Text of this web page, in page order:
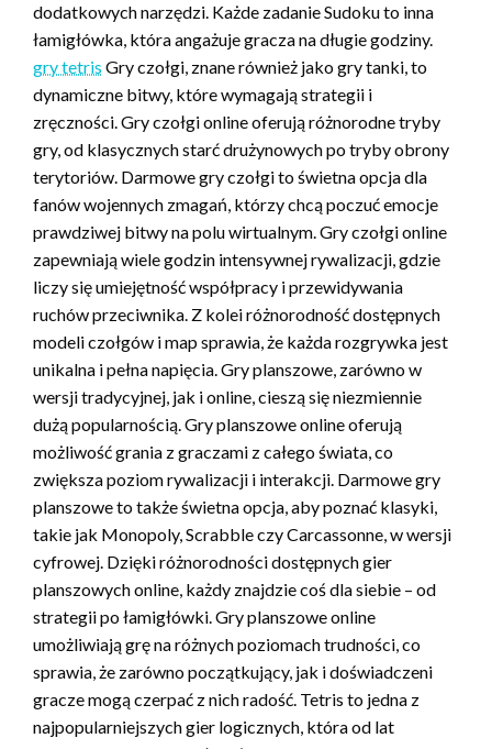
dodatkowych narzędzi. Każde zadanie Sudoku to inna
łamigłówka, która angażuje gracza na długie godziny.
gry tetris Gry czołgi, znane również jako gry tanki, to
dynamiczne bitwy, które wymagają strategii i
zręczności. Gry czołgi online oferują różnorodne tryby
gry, od klasycznych starć drużynowych po tryby obrony
terytoriów. Darmowe gry czołgi to świetna opcja dla
fanów wojennych zmagań, którzy chcą poczuć emocje
prawdziwej bitwy na polu wirtualnym. Gry czołgi online
zapewniają wiele godzin intensywnej rywalizacji, gdzie
liczy się umiejętność współpracy i przewidywania
ruchów przeciwnika. Z kolei różnorodność dostępnych
modeli czołgów i map sprawia, że każda rozgrywka jest
unikalna i pełna napięcia. Gry planszowe, zarówno w
wersji tradycyjnej, jak i online, cieszą się niezmiennie
dużą popularnością. Gry planszowe online oferują
możliwość grania z graczami z całego świata, co
zwiększa poziom rywalizacji i interakcji. Darmowe gry
planszowe to także świetna opcja, aby poznać klasyki,
takie jak Monopoly, Scrabble czy Carcassonne, w wersji
cyfrowej. Dzięki różnorodności dostępnych gier
planszowych online, każdy znajdzie coś dla siebie – od
strategii po łamigłówki. Gry planszowe online
umożliwiają grę na różnych poziomach trudności, co
sprawia, że zarówno początkujący, jak i doświadczeni
gracze mogą czerpać z nich radość. Tetris to jedna z
najpopularniejszych gier logicznych, która od lat